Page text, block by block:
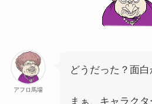
アフロ馬場
どうだった？面白
まぁ、キャラク